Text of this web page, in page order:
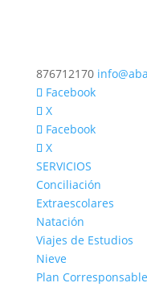
876712170
Facebook
X
Facebook
X
SERVICIOS
Conciliación
Extraescolares
Natación
Viajes de Estudios
Nieve
Plan